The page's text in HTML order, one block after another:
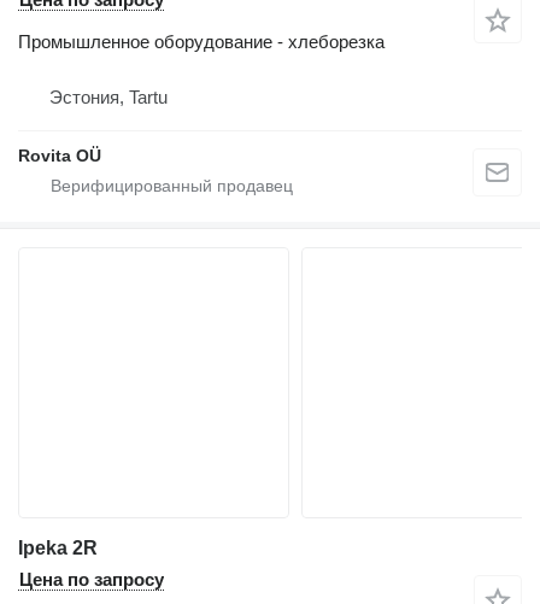
Промышленное оборудование - хлеборезка
Эстония, Tartu
Rovita OÜ
Ipeka 2R
Цена по запросу